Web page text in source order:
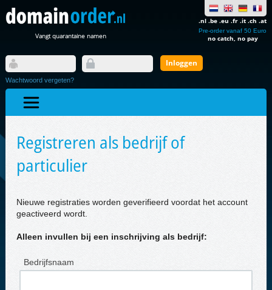
Vangt quarantaine namen
.nl .be .eu .fr .it .ch .at
Pre-order vanaf 50 Euro
no catch, no pay
Wachtwoord vergeten?
Registreren als bedrijf of
particulier
Nieuwe registraties worden geverifieerd voordat het account
geactiveerd wordt.
Alleen invullen bij een inschrijving als bedrijf:
Bedrijfsnaam